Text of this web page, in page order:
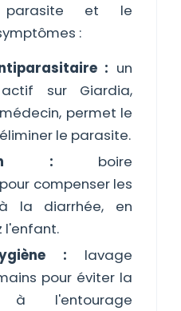
parasite et le
:
: un
sur Giardia,
permet le
le parasite.
: boire
compenser les
la diarrhée, en
l'enfant.
: lavage
pour éviter la
à l'entourage